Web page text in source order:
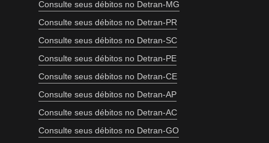
Consulte seus débitos no Detran-MG
Consulte seus débitos no Detran-PR
Consulte seus débitos no Detran-SC
Consulte seus débitos no Detran-PE
Consulte seus débitos no Detran-CE
Consulte seus débitos no Detran-AP
Consulte seus débitos no Detran-AC
Consulte seus débitos no Detran-GO